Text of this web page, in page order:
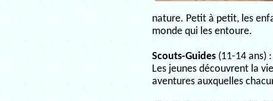
nature. Petit à petit, les
monde qui les entoure.
Scouts-Guides (11-14 ans) :
Les jeunes découvrent la
aventures auxquelles